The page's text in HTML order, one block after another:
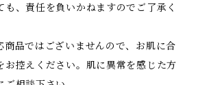
も、責任を負いかねますのでご了承く
商品ではございませんので、お肌に合
お控えください。肌に異常を感じた方